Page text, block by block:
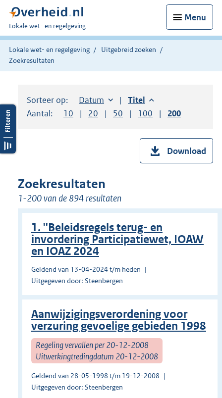
Menu
U
bent
hier:
Lokale wet- en regelgeving
Lokale wet- en regelgeving
Uitgebreid zoeken
Zoekresultaten
Sorteer op: Sorteer op:
Datum aflopendSorteer op:
Titel aflopend
Aantal:
Toon
10 resultaten per pagina
Toon
20 resultaten per pagina
Toon
50 resultaten per pagina
Toon
100 resultaten per
Toon
200
Download
Zoekresultaten
1-200 van de 894 resultaten
1. ''Beleidsregels terug- en
invordering Participatiewet, IOAW
en IOAZ 2024
Geldend van 13-04-2024 t/m heden
Uitgegeven door: Steenbergen
Aanwijzigingsverordening voor
verzuring gevoelige gebieden 1998
Regeling vervallen per 20-12-2008
Uitwerkingtredingdatum 20-12-2008
Geldend van 28-05-1998 t/m 19-12-2008
Uitgegeven door: Steenbergen